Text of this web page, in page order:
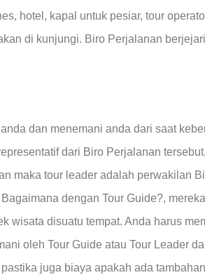
hotel, kapal untuk pesiar, tour
di kunjungi. Biro Perjalanan
dan menemani anda dari saat
dari Biro Perjalanan
maka tour leader adalah perwakilan
dengan Tour Guide?,
wisata disuatu tempat. Anda harus
oleh Tour Guide atau Tour Leader
juga biaya apakah ada